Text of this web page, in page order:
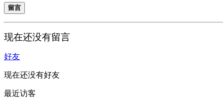
留言
现在还没有留言
好友
现在还没有好友
最近访客